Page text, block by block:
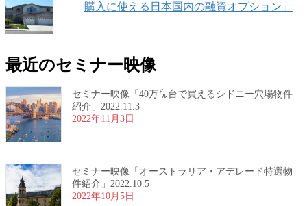
購入に使える日本国内の融資オプション」
最近のセミナー映像
セミナー映像「40万㌦台で買えるシドニー穴場物件
紹介」2022.11.3
2022年11月3日
セミナー映像「オーストラリア・アデレード特選物
件紹介」2022.10.5
2022年10月5日